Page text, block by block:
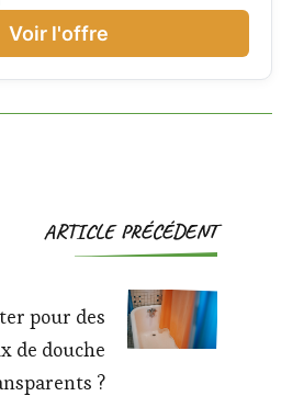
Voir l'offre
Navigation
d'article
ARTICLE PRÉCÉDENT
pour des
de douche
?